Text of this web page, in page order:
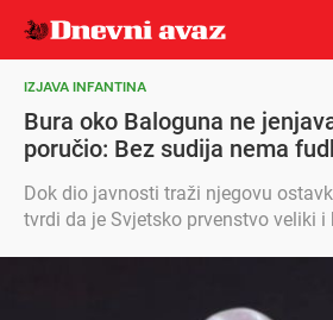
IZJAVA INFANTINA
Bura oko Baloguna ne
poručio: Bez sudija nema
Dok dio javnosti traži njegovu
tvrdi da je Svjetsko prvenstvo veliki i